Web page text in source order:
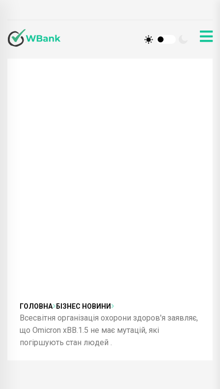
ГОЛОВНА БІЗНЕС НОВИНИ
Всесвітня організація охорони здоров'я заявляє,
що Omicron xBB.1.5 не має мутацій, які
погіршують стан людей .